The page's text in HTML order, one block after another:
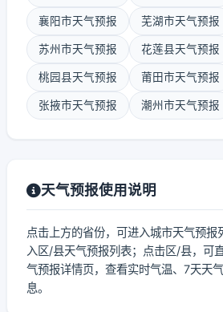
襄阳市天气预报 芜湖市天气预报
苏州市天气预报 花莲县天气预报
桃园县天气预报 莆田市天气预报
张掖市天气预报 潮州市天气预报
天气预报使用说明
点击上方的省份，可进入城市天气预报
入区/县天气预报列表；点击区/县，可
气预报详情页，查看实时气温、7天天
息。